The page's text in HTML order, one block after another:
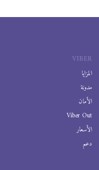
VIBER
المزايا
مدونة
الأمان
Viber Out
الأسعار
دعم